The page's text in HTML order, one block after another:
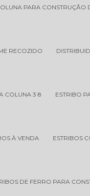
PARA CONSTRUÇÃO
RECOZIDO
COLUNA 3 8 ESTRIBO
À VENDA ESTRIBOS
DE FERRO PARA